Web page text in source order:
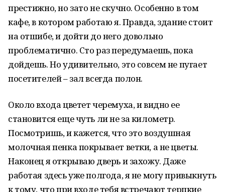
престижно, но зато не скучно. Особенно в том
кафе, в котором работаю я. Правда, здание стоит
на отшибе, и дойти до него довольно
проблематично. Сто раз передумаешь, пока
дойдешь. Но удивительно, это совсем не пугает
посетителей – зал всегда полон.
Около входа цветет черемуха, и видно ее
становится еще чуть ли не за километр.
Посмотришь, и кажется, что это воздушная
молочная пенка покрывает ветки, а не цветы.
Наконец я открываю дверь и захожу. Даже
работая здесь уже полгода, я не могу привыкнуть
к тому, что при входе тебя встречают терпкие